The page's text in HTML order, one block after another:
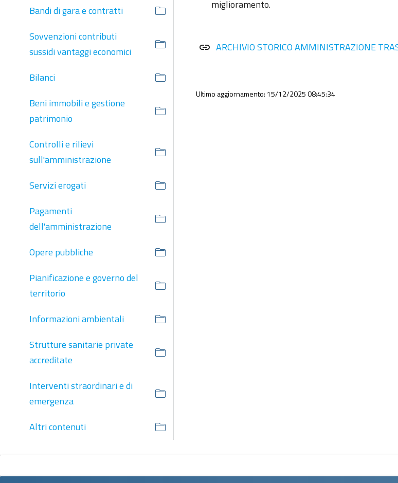
Bandi di gara e contratti
Sovvenzioni contributi
sussidi vantaggi economici
Bilanci
Beni immobili e gestione
patrimonio
Controlli e rilievi
sull'amministrazione
Servizi erogati
Pagamenti
dell'amministrazione
Opere pubbliche
Pianificazione e governo del
territorio
Informazioni ambientali
Strutture sanitarie private
accreditate
Interventi straordinari e di
emergenza
Altri contenuti
miglioramento.
link ARCHIVIO STORICO AMMINISTRAZIONE
Ultimo aggiornamento: 15/12/2025 08:45:34